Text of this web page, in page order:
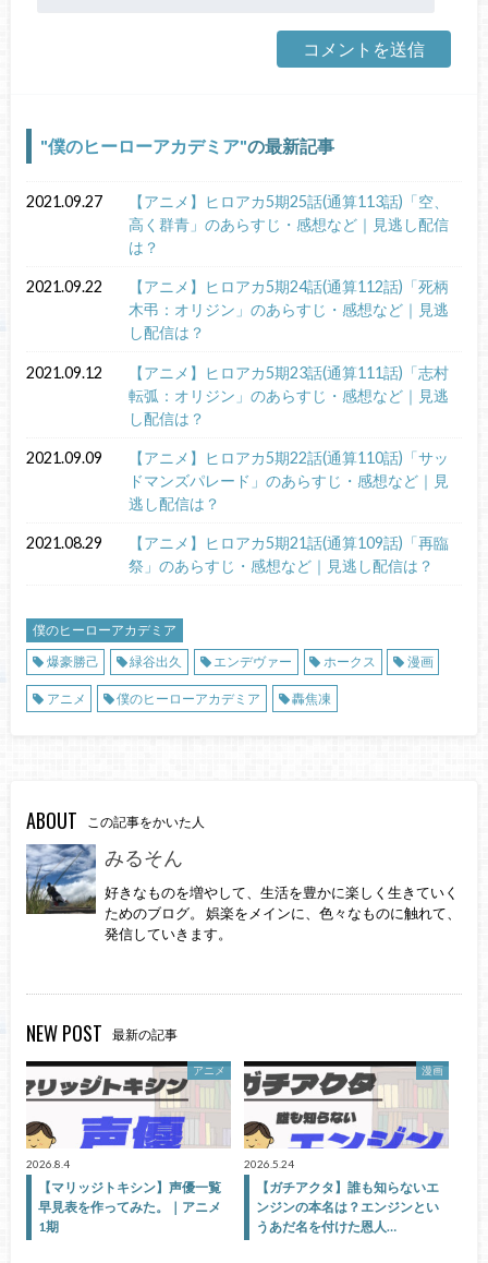
僕のヒーローアカデミア の最新記事
2021.09.27
【アニメ】ヒロアカ5期25話(通算113話)「空、
高く群青」のあらすじ・感想など｜見逃し配信
は？
2021.09.22
【アニメ】ヒロアカ5期24話(通算112話)「死柄
木弔：オリジン」のあらすじ・感想など｜見逃
し配信は？
2021.09.12
【アニメ】ヒロアカ5期23話(通算111話)「志村
転弧：オリジン」のあらすじ・感想など｜見逃
し配信は？
2021.09.09
【アニメ】ヒロアカ5期22話(通算110話)「サッ
ドマンズパレード」のあらすじ・感想など｜見
逃し配信は？
2021.08.29
【アニメ】ヒロアカ5期21話(通算109話)「再臨
祭」のあらすじ・感想など｜見逃し配信は？
僕のヒーローアカデミア
爆豪勝己
緑谷出久 エンデヴァー ホークス 漫画
アニメ 僕のヒーローアカデミア 轟焦凍
ABOUT この記事をかいた人
みるそん
好きなものを増やして、生活を豊かに楽しく生きていく
ためのブログ。 娯楽をメインに、色々なものに触れて、
発信していきます。
NEW POST 最新の記事
アニメ
2026.8.4
【マリッジトキシン】声優一覧
早見表を作ってみた。｜アニメ
1期
漫画
2026.5.24
【ガチアクタ】誰も知らないエ
ンジンの本名は？エンジンとい
うあだ名を付けた恩人…